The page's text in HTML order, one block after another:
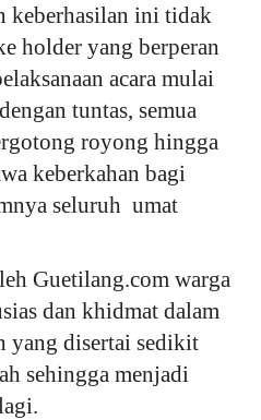
keberhasilan ini tidak
holder yang berperan
acara mulai
tuntas, semua
royong hingga
keberkahan bagi
seluruh umat
Guetilang.com warga
dan khidmat dalam
yang disertai sedikit
sehingga menjadi